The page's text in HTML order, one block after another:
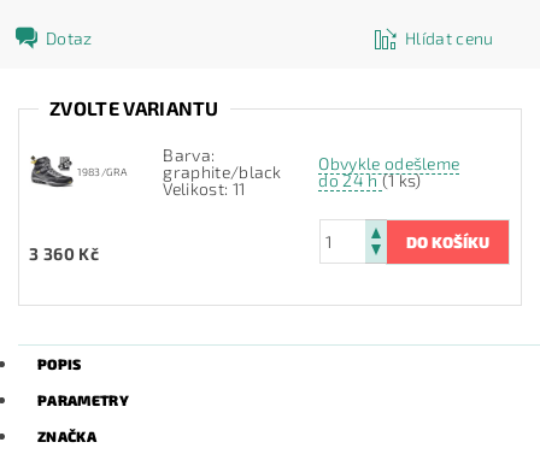
Dotaz Hlídat cenu
ZVOLTE VARIANTU
1983/GRA
Barva:
graphite/black
Velikost: 11
Obvykle odešleme
do 24 h(1 ks)
3 360 Kč
POPIS
PARAMETRY
ZNAČKA